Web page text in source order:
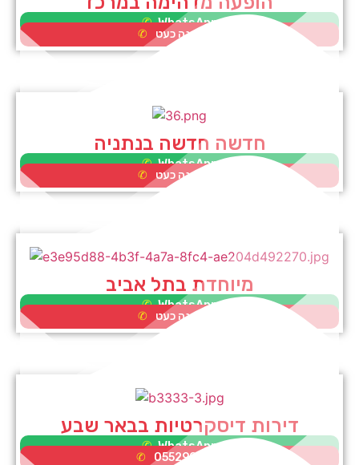
WhatsApp
לא זמינה כעט
חדשה חדשה בנתניה
WhatsApp
לא זמינה כעט
מיוחדת בתל אביב
WhatsApp
לא זמינה כעט
דירות דיסקרטיות בבאר שבע
WhatsApp
0552995353